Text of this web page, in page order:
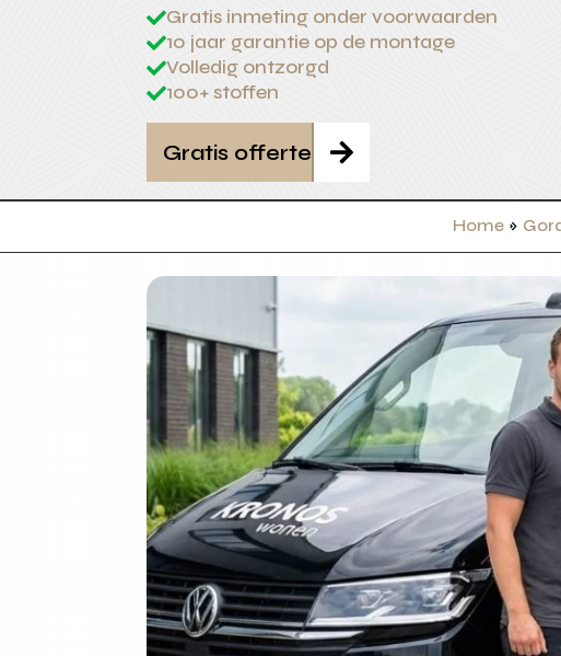
Gratis inmeting onder voorwaarden
10 jaar garantie op de montage
Volledig ontzorgd
100+ stoffen

Gratis offerte
Home»